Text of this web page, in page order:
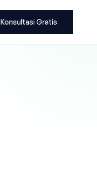
Konsultasi Gratis